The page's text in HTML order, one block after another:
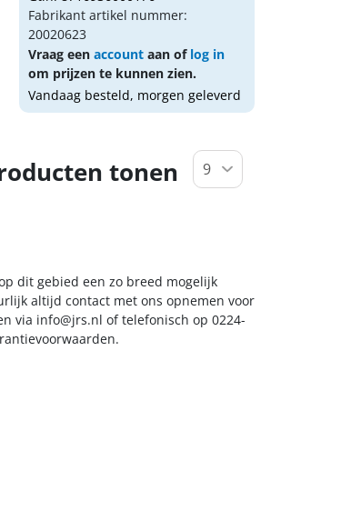
Fabrikant artikel nummer:
20020623
Vraag eenaccount aan of log in
om prijzen te kunnen zien.
Vandaag besteld, morgen geleverd
tonen
dit gebied een zo breed mogelijk
altijd contact met ons opnemen voor
via info@jrs.nl of telefonisch op 0224-